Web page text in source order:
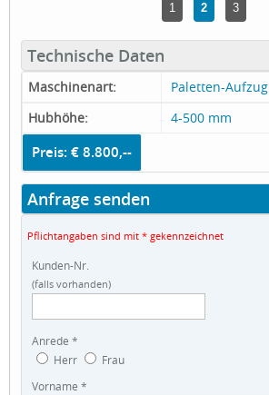
1 2 3
Technische Daten
Maschinenart:
Paletten-Aufzug
Hubhöhe:
4-500 mm
Preis: € 8.800,--
Anfrage senden
Pflichtangaben sind mit * gekennzeichnet
Kunden-Nr.
(falls vorhanden)
Anrede *
Herr
Frau
Vorname *